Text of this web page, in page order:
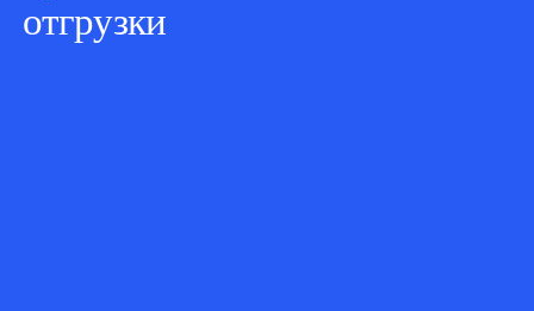
отгрузки